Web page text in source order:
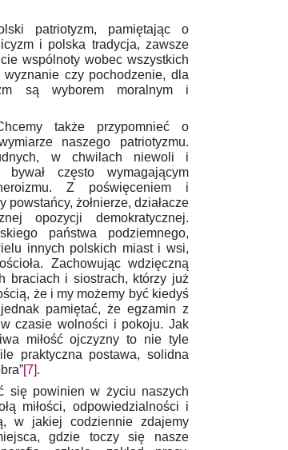
patriotyzm, pamiętając o
i polska tradycja, zawsze
wspólnoty wobec wszystkich
czy pochodzenie, dla
są wyborem moralnym i
także przypomnieć o
naszego patriotyzmu.
w chwilach niewoli i
często wymagającym
Z poświęceniem i
żołnierze, działacze
opozycji demokratycznej.
państwa podziemnego,
innych polskich miast i wsi,
Zachowując wdzięczną
braciach i siostrach, którzy już
że i my możemy być kiedyś
pamiętać, że egzamin z
czasie wolności i pokoju. Jak
miłość ojczyzny to nie tyle
praktyczna postawa, solidna
[7].
się powinien w życiu naszych
miłości, odpowiedzialności i
w jakiej codziennie zdajemy
gdzie toczy się nasze